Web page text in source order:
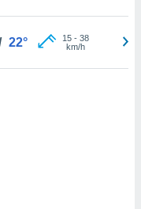
22° 15- 38
km/h